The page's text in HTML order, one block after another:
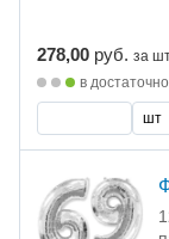
278,00 руб. за
в